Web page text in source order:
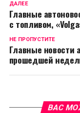
ДАЛЕЕ
Главные
с топливом,
НЕ ПРОПУСТИТЕ
Главные новости
прошедшей
ВАС